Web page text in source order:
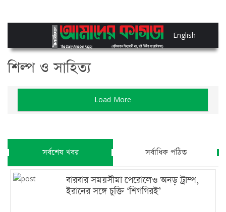
English
শিল্প ও সাহিত্য
Load More
সর্বশেষ খবর সর্বাধিক পঠিত
বারবার সময়সীমা পেরোলেও অনড় ট্রাম্প,
ইরানের সঙ্গে চুক্তি ‘শিগগিরই’